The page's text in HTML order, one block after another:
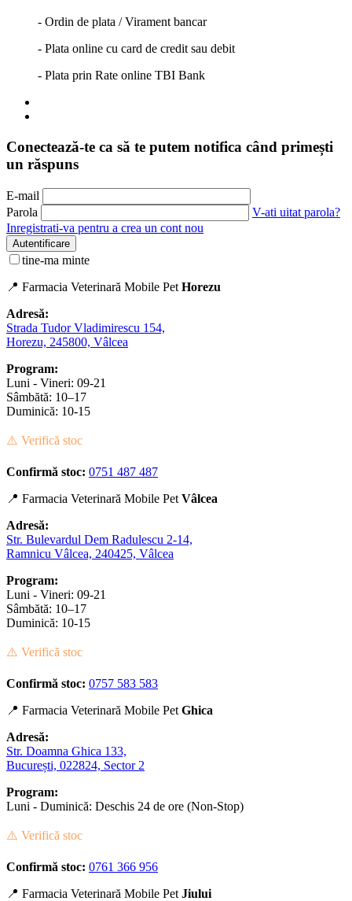
- Ordin de plata / Virament bancar
- Plata online cu card de credit sau debit
- Plata prin Rate online TBI Bank
Conectează-te ca să te putem notifica când primești
un răspuns
E-mail
Parola
V-ati uitat parola?
Inregistrati-va pentru a crea un cont nou
Autentificare
tine-ma minte
📍 Farmacia Veterinară Mobile Pet Horezu
Adresă:
Strada Tudor Vladimirescu 154,
Horezu, 245800, Vâlcea
Program:
Luni - Vineri: 09-21
Sâmbătă: 10–17
Duminică: 10-15
⚠️ Verifică stoc
Confirmă stoc: 0751 487 487
📍 Farmacia Veterinară Mobile Pet Vâlcea
Adresă:
Str. Bulevardul Dem Radulescu 2-14,
Ramnicu Vâlcea, 240425, Vâlcea
Program:
Luni - Vineri: 09-21
Sâmbătă: 10–17
Duminică: 10-15
⚠️ Verifică stoc
Confirmă stoc: 0757 583 583
📍 Farmacia Veterinară Mobile Pet Ghica
Adresă:
Str. Doamna Ghica 133,
București, 022824, Sector 2
Program:
Luni - Duminică: Deschis 24 de ore (Non-Stop)
⚠️ Verifică stoc
Confirmă stoc: 0761 366 956
📍 Farmacia Veterinară Mobile Pet Jiului